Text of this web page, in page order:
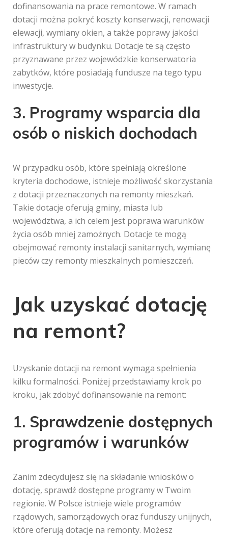
dofinansowania na prace remontowe. W ramach
dotacji można pokryć koszty konserwacji, renowacji
elewacji, wymiany okien, a także poprawy jakości
infrastruktury w budynku. Dotacje te są często
przyznawane przez wojewódzkie konserwatoria
zabytków, które posiadają fundusze na tego typu
inwestycje.
3. Programy wsparcia dla
osób o niskich dochodach
W przypadku osób, które spełniają określone
kryteria dochodowe, istnieje możliwość skorzystania
z dotacji przeznaczonych na remonty mieszkań.
Takie dotacje oferują gminy, miasta lub
województwa, a ich celem jest poprawa warunków
życia osób mniej zamożnych. Dotacje te mogą
obejmować remonty instalacji sanitarnych, wymianę
pieców czy remonty mieszkalnych pomieszczeń.
Jak uzyskać dotację
na remont?
Uzyskanie dotacji na remont wymaga spełnienia
kilku formalności. Poniżej przedstawiamy krok po
kroku, jak zdobyć dofinansowanie na remont:
1. Sprawdzenie dostępnych
programów i warunków
Zanim zdecydujesz się na składanie wniosków o
dotację, sprawdź dostępne programy w Twoim
regionie. W Polsce istnieje wiele programów
rządowych, samorządowych oraz funduszy unijnych,
które oferują dotacje na remonty. Możesz